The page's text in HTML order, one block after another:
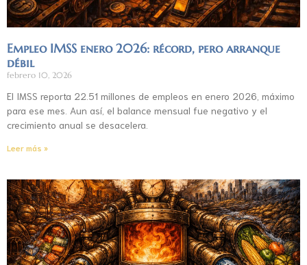
Empleo IMSS enero 2026: récord, pero arranque
débil
febrero 10, 2026
El IMSS reporta 22.51 millones de empleos en enero 2026, máximo
para ese mes. Aun así, el balance mensual fue negativo y el
crecimiento anual se desacelera.
Leer más »